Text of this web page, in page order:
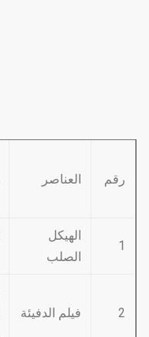
رقم العناصر
1
الهيكل
الصلب
2 فيلم الدفيئة